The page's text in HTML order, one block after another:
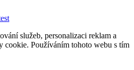
služeb, personalizaci reklam a
cookie. Používáním tohoto webu s tím